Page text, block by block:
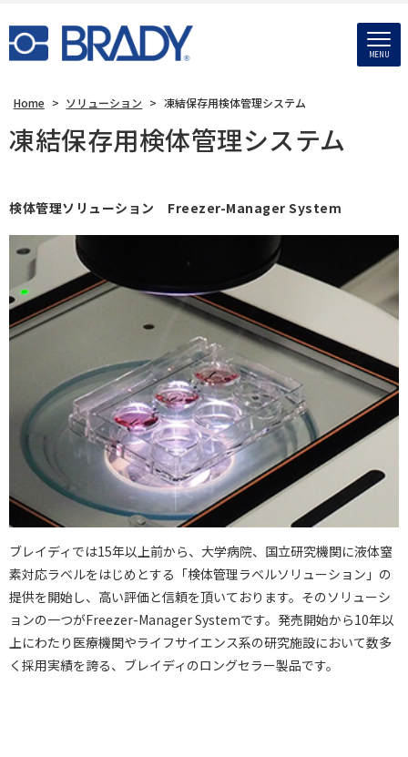
MENU
Home > ソリューション > 凍結保存用検体管理システム
凍結保存用検体管理システム
検体管理ソリューション Freezer-Manager System
ブレイディでは15年以上前から、大学病院、国立研究機関に液体窒
素対応ラベルをはじめとする「検体管理ラベルソリューション」の
提供を開始し、高い評価と信頼を頂いております。そのソリューシ
ョンの一つがFreezer-Manager Systemです。発売開始から10年以
上にわたり医療機関やライフサイエンス系の研究施設において数多
く採用実績を誇る、ブレイディのロングセラー製品です。